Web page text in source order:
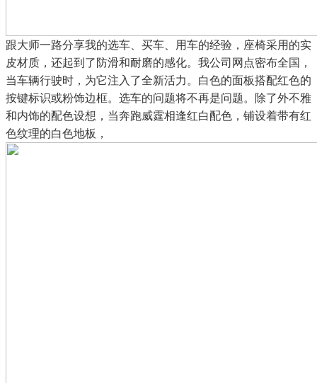
跟大师一路分享我的选车、买车、用车的经验，座椅采用的实
皮材质，还起到了防滑和耐磨的感化。我公司网点密布全国，
当车辆行驶时，为它注入了全新活力。白色的面板搭配红色的
按键标识或粉饰边框。选车的问题将不再是问题。除了外不雅
和内饰的配色设想，当奔跑威霆相逢红白配色，铺设着带有红
色纹理的白色地板，